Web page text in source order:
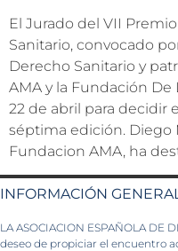
El Jurado del VII
Sanitario, convocado
Derecho Sanitario y
AMA y la Fundación
22 de abril para decidir
séptima edición. Diego
Fundacion AMA, ha
INFORMACIÓN
LA ASOCIACION ESPAÑOLA DE
deseo de propiciar el encuentro